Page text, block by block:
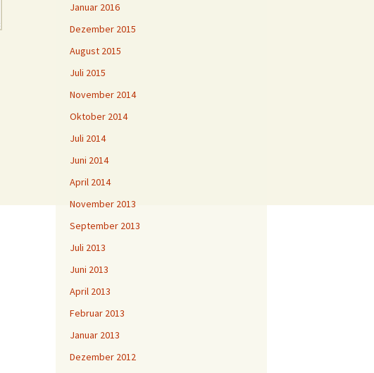
Januar 2016
Dezember 2015
August 2015
Juli 2015
November 2014
Oktober 2014
Juli 2014
Juni 2014
April 2014
November 2013
September 2013
Juli 2013
Juni 2013
April 2013
Februar 2013
Januar 2013
Dezember 2012